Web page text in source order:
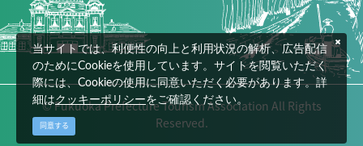
© Fukuoka Prefecture Tourism Association All Rights
Reserved.
当サイトでは、利便性の向上と利用状況の解析、広告配信
のためにCookieを使用しています。サイトを閲覧いただく
際には、Cookieの使用に同意いただく必要があります。詳
細はクッキーポリシーをご確認ください。
同意する